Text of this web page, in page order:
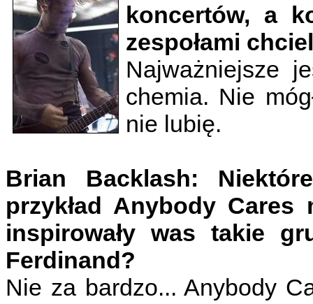
koncertów, a
zespołami
Najważniejsze
chemia. Nie
nie lubię.
Brian Backlash:
przykład Anybody Cares
inspirowały was takie
Ferdinand?
Nie za bardzo... Anybody